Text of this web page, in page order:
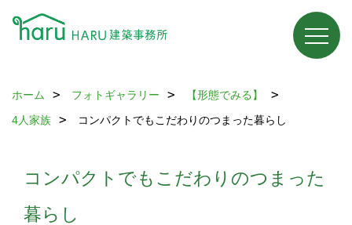
ホーム フォトギャラリー
【形態でみる】
4人家族
コンパクトでもこだわりのつまった暮らし
コンパクトでもこだわりのつまった
暮らし